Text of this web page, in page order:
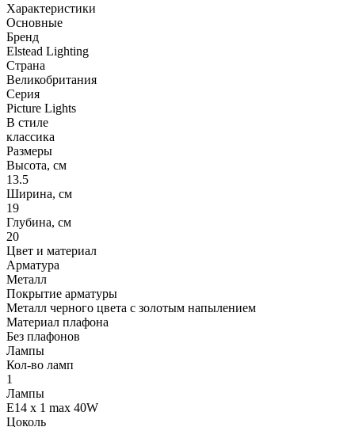
Характеристики
Основные
Бренд
Elstead Lighting
Страна
Великобритания
Серия
Picture Lights
В стиле
классика
Размеры
Высота, см
13.5
Ширина, см
19
Глубина, см
20
Цвет и материал
Арматура
Металл
Покрытие арматуры
Металл черного цвета с золотым напылением
Материал плафона
Без плафонов
Лампы
Кол-во ламп
1
Лампы
E14 x 1 max 40W
Цоколь